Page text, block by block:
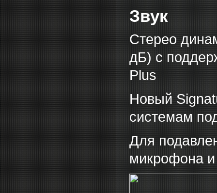
Звук
Стерео
дБ) с
Plus
Новый
системам
Для
микрофона и